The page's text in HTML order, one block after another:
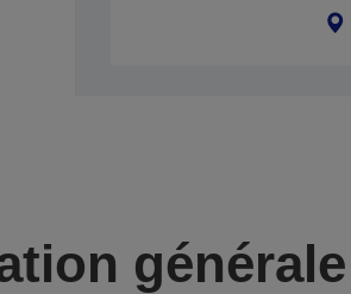
générale